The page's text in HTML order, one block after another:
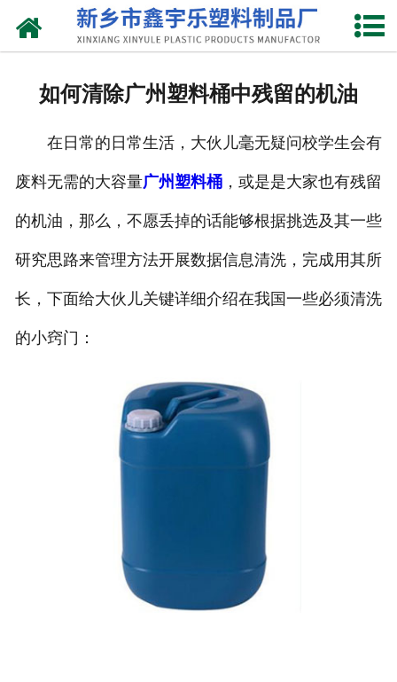
网站首页
联系我们
如何清除广州塑料桶中残留的机油
在日常的日常生活，大伙儿毫无疑问校学生会有
废料无需的大容量广州塑料桶，或是是大家也有残留
的机油，那么，不愿丢掉的话能够根据挑选及其一些
研究思路来管理方法开展数据信息清洗，完成用其所
长，下面给大伙儿关键详细介绍在我国一些必须清洗
的小窍门：